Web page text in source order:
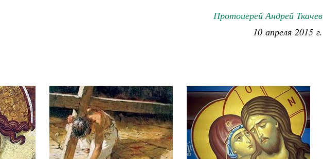
Протоиерей Андрей Ткачев
10 апреля 2015 г.